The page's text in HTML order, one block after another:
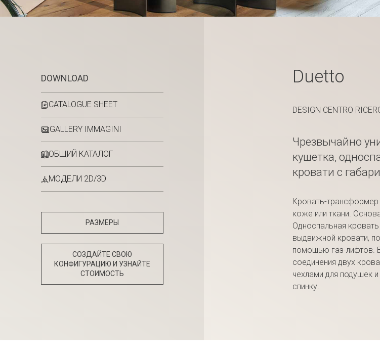
DOWNLOAD
CATALOGUE SHEET
GALLERY IMMAGINI
ОБЩИЙ КАТАЛОГ
МОДЕЛИ 2D/3D
РАЗМЕРЫ
СОЗДАЙТЕ СВОЮ
КОНФИГУРАЦИЮ И УЗНАЙТЕ
СТОИМОСТЬ
Duetto
DESIGN CENTRO
Чрезвычайно
кушетка,
кровати с
Кровать-трансформер
коже или ткани.
Односпальная
выдвижной кровати,
помощью газ-лифтов.
соединения двух
чехлами для подушек
спинку.